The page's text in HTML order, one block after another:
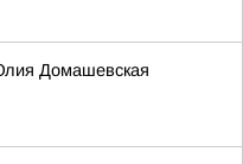
Домашевская